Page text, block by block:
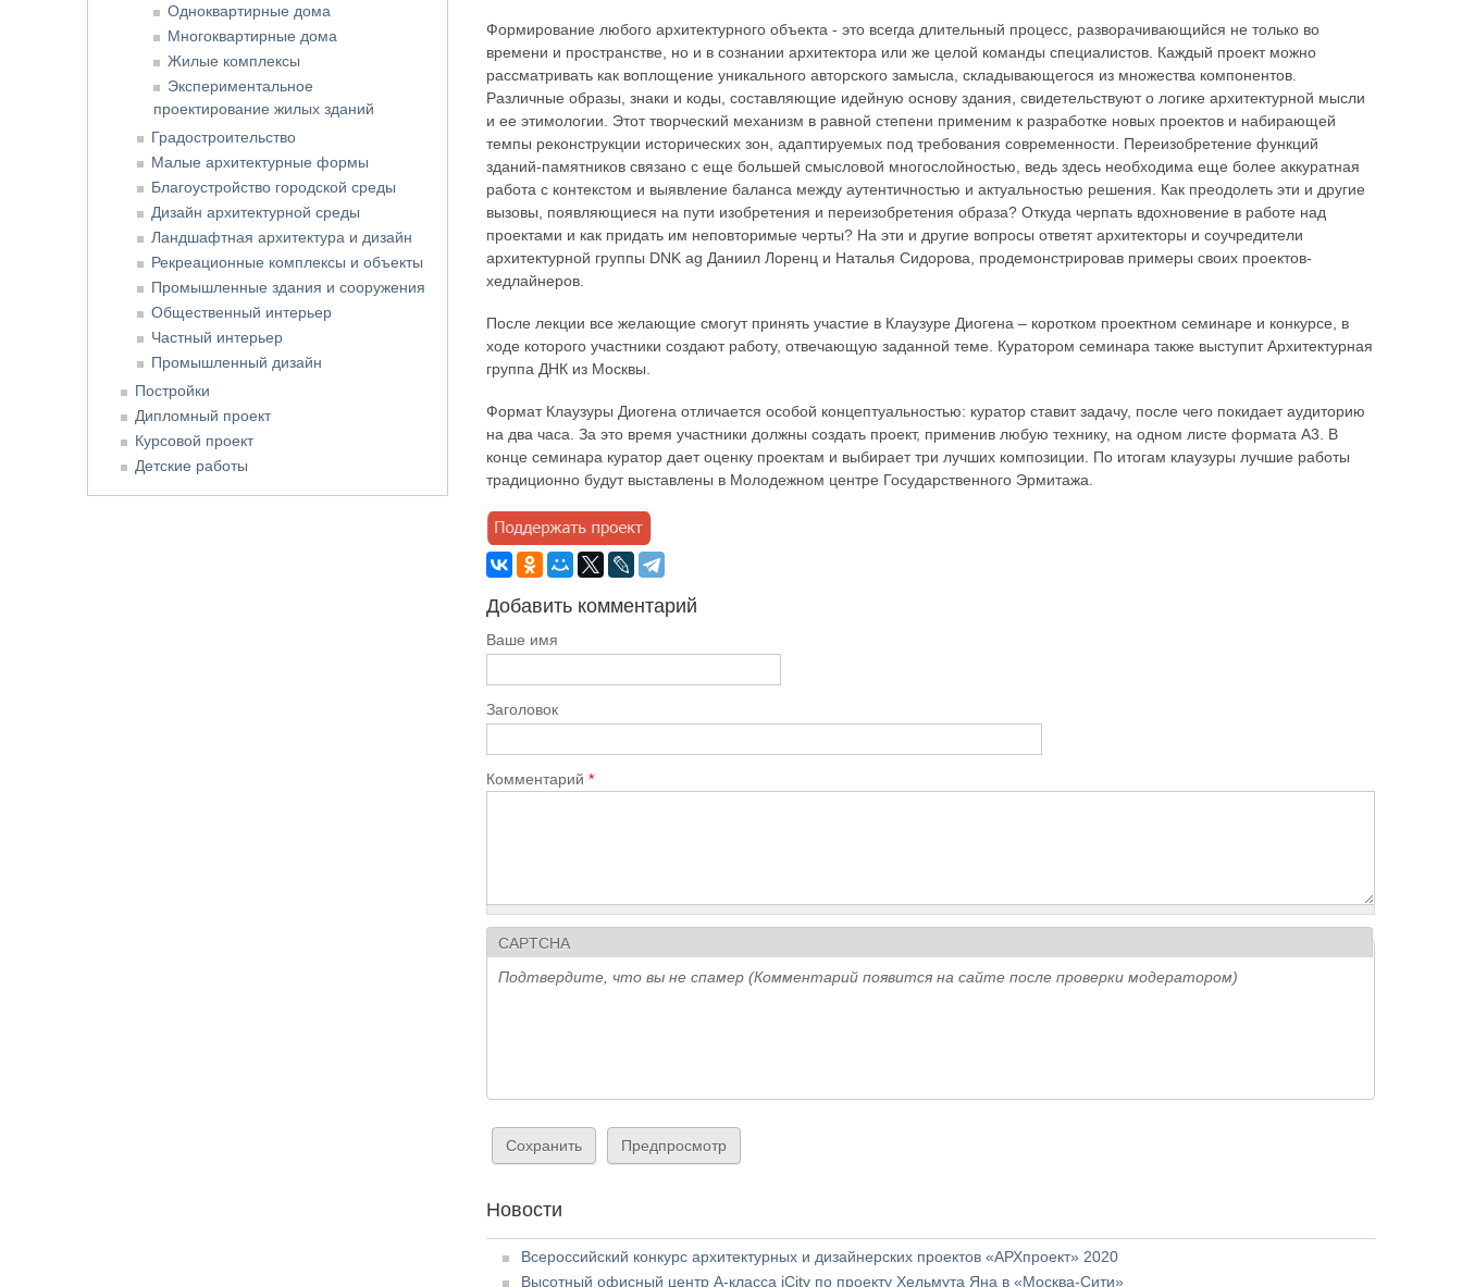
Формирование любого архитектурного объекта - это всегда длительный процесс, разворачивающийся не только во
времени и пространстве, но и в сознании архитектора или же целой команды специалистов. Каждый проект можно
рассматривать как воплощение уникального авторского замысла, складывающегося из множества компонентов.
Различные образы, знаки и коды, составляющие идейную основу здания, свидетельствуют о логике архитектурной мысли
и ее этимологии. Этот творческий механизм в равной степени применим к разработке новых проектов и набирающей
темпы реконструкции исторических зон, адаптируемых под требования современности. Переизобретение функций
зданий-памятников связано с еще большей смысловой многослойностью, ведь здесь необходима еще более аккуратная
работа с контекстом и выявление баланса между аутентичностью и актуальностью решения. Как преодолеть эти и другие
вызовы, появляющиеся на пути изобретения и переизобретения образа? Откуда черпать вдохновение в работе над
проектами и как придать им неповторимые черты? На эти и другие вопросы ответят архитекторы и соучредители
архитектурной группы DNK ag Даниил Лоренц и Наталья Сидорова, продемонстрировав примеры своих проектов-
хедлайнеров.
После лекции все желающие смогут принять участие в Клаузуре Диогена – коротком проектном семинаре и конкурсе, в
ходе которого участники создают работу, отвечающую заданной теме. Куратором семинара также выступит Архитектурная
группа ДНК из Москвы.
Формат Клаузуры Диогена отличается особой концептуальностью: куратор ставит задачу, после чего покидает аудиторию
на два часа. За это время участники должны создать проект, применив любую технику, на одном листе формата A3. В
конце семинара куратор дает оценку проектам и выбирает три лучших композиции. По итогам клаузуры лучшие работы
традиционно будут выставлены в Молодежном центре Государственного Эрмитажа.
Добавить комментарий
Ваше имя
Заголовок
Комментарий*
CAPTCHA
Подтвердите, что вы не спамер (Комментарий появится на сайте после проверки модератором)
Новости
Всероссийский конкурс архитектурных и дизайнерских проектов «АРХпроект» 2020
Высотный офисный центр А-класса iCity по проекту Хельмута Яна в «Москва-Сити»
Одноквартирные дома
Многоквартирные дома
Жилые комплексы
Экспериментальное
проектирование жилых зданий
Градостроительство
Малые архитектурные формы
Благоустройство городской среды
Дизайн архитектурной среды
Ландшафтная архитектура и дизайн
Рекреационные комплексы и объекты
Промышленные здания и сооружения
Общественный интерьер
Частный интерьер
Промышленный дизайн
Постройки
Дипломный проект
Курсовой проект
Детские работы